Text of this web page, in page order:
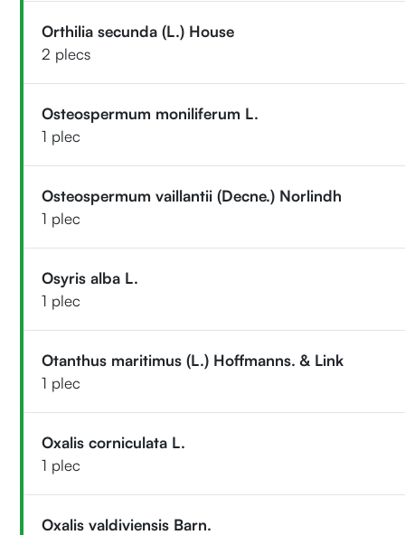
Orthilia secunda (L.) House
2 plecs
Osteospermum moniliferum L.
1 plec
Osteospermum vaillantii (Decne.) Norlindh
1 plec
Osyris alba L.
1 plec
Otanthus maritimus (L.) Hoffmanns. & Link
1 plec
Oxalis corniculata L.
1 plec
Oxalis valdiviensis Barn.